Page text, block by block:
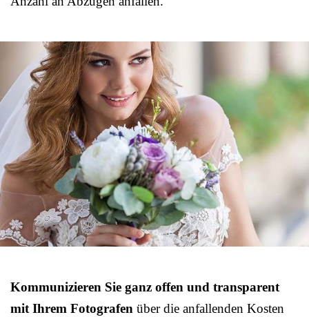
Kommunizieren Sie ganz offen und transparent
mit Ihrem Fotografen über die anfallenden Kosten